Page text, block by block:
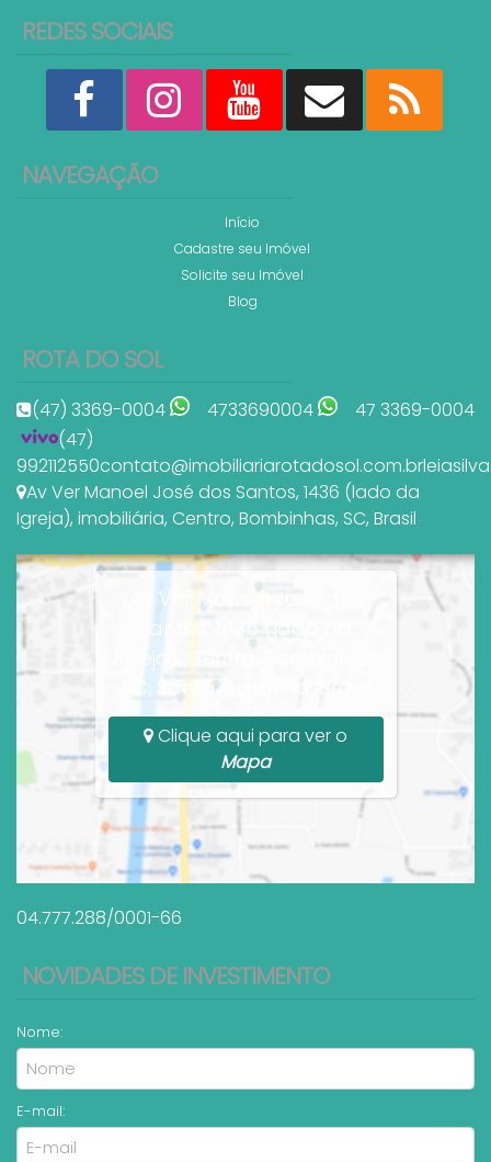
REDES SOCIAIS
NAVEGAÇÃO
Início
Cadastre seu Imóvel
Solicite seu Imóvel
Blog
ROTA DO SOL
(47) 3369-0004 4733690004
47 3369-0004
(47)
992112550contato@imobiliariarotadosol.com.br
Av Ver Manoel José dos Santos, 1436 (lado da
Igreja), imobiliária, Centro, Bombinhas, SC, Brasil
Av Ver Manoel José dos
Santos, 1436 (lado da
Igreja), Centro, Bombinhas,
SC, Santa Catarina, Brasil
Clique aqui para ver o
Mapa
04.777.288/0001-66
NOVIDADES DE INVESTIMENTO
Nome:
E-mail: